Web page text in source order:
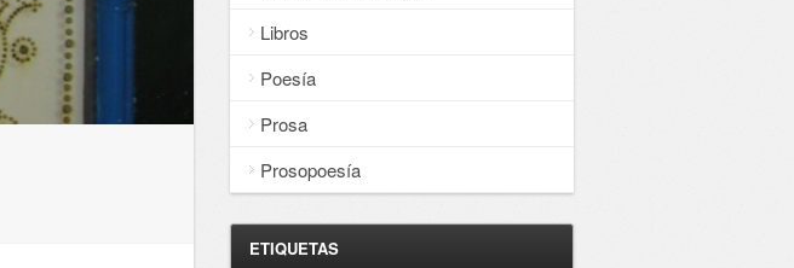
Libros
Poesía
Prosa
Prosopoesía
ETIQUETAS